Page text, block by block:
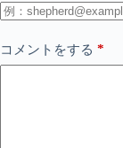
コメントをする *